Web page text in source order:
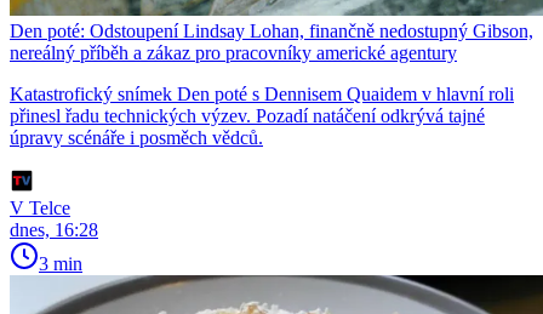
Den poté: Odstoupení Lindsay Lohan, finančně nedostupný Gibson,
nereálný příběh a zákaz pro pracovníky americké agentury
Katastrofický snímek Den poté s Dennisem Quaidem v hlavní roli
přinesl řadu technických výzev. Pozadí natáčení odkrývá tajné
úpravy scénáře i posměch vědců.
V Telce
dnes, 16:28
3 min